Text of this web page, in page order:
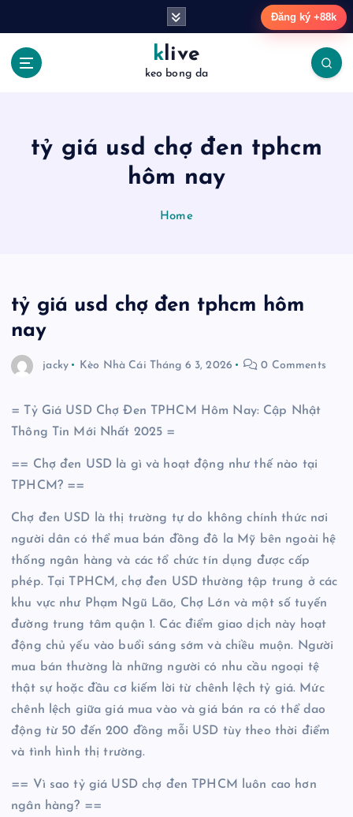
klive
keo bong da
tỷ giá usd chợ đen tphcm
hôm nay
Home
tỷ giá usd chợ đen tphcm hôm
nay
jacky Kèo Nhà Cái Tháng 6 3, 2026 0 Comments
= Tỷ Giá USD Chợ Đen TPHCM Hôm Nay: Cập Nhật
Thông Tin Mới Nhất 2025 =
== Chợ đen USD là gì và hoạt động như thế nào tại
TPHCM? ==
Chợ đen USD là thị trường tự do không chính thức nơi
người dân có thể mua bán đồng đô la Mỹ bên ngoài hệ
thống ngân hàng và các tổ chức tín dụng được cấp
phép. Tại TPHCM, chợ đen USD thường tập trung ở các
khu vực như Phạm Ngũ Lão, Chợ Lớn và một số tuyến
đường trung tâm quận 1. Các điểm giao dịch này hoạt
động chủ yếu vào buổi sáng sớm và chiều muộn. Người
mua bán thường là những người có nhu cầu ngoại tệ
thật sự hoặc đầu cơ kiếm lời từ chênh lệch tỷ giá. Mức
chênh lệch giữa giá mua vào và giá bán ra có thể dao
động từ 50 đến 200 đồng mỗi USD tùy theo thời điểm
và tình hình thị trường.
== Vì sao tỷ giá USD chợ đen TPHCM luôn cao hơn
ngân hàng? ==
Đăng ký +88k